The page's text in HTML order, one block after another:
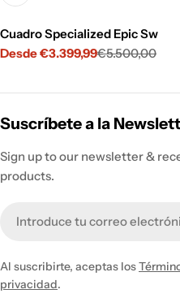
Cuadro Specialized Epic Sw
Precio
venta
Desde €3.399,99
Precio
€5.500,00
Suscríbete a la
Sign up to our newsletter &
products.
electrónico
Al suscribirte, aceptas los
privacidad.